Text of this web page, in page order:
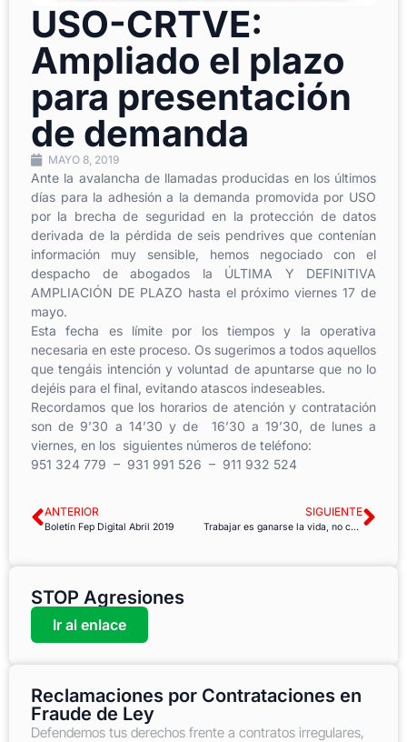
USO-CRTVE:
Ampliado el plazo
para presentación
de demanda
MAYO 8, 2019
Ante la avalancha de llamadas producidas en los últimos
días para la adhesión a la demanda promovida por USO
por la brecha de seguridad en la protección de datos
derivada de la pérdida de seis pendrives que contenían
información muy sensible, hemos negociado con el
despacho de abogados la ÚLTIMA Y DEFINITIVA
AMPLIACIÓN DE PLAZO hasta el próximo viernes 17 de
mayo.
Esta fecha es límite por los tiempos y la operativa
necesaria en este proceso. Os sugerimos a todos aquellos
que tengáis intención y voluntad de apuntarse que no lo
dejéis para el final, evitando atascos indeseables.
Recordamos que los horarios de atención y contratación
son de 9’30 a 14’30 y de 16’30 a 19’30, de lunes a
viernes, en los siguientes números de teléfono:
951 324 779 – 931 991 526 – 911 932 524
ANTERIOR
Boletín Fep Digital Abril 2019
SIGUIENTE
Trabajar es ganarse la vida, no causar la muerte
STOP Agresiones
Ir al enlace
Reclamaciones por Contrataciones en
Fraude de Ley
Defendemos tus derechos frente a contratos irregulares,